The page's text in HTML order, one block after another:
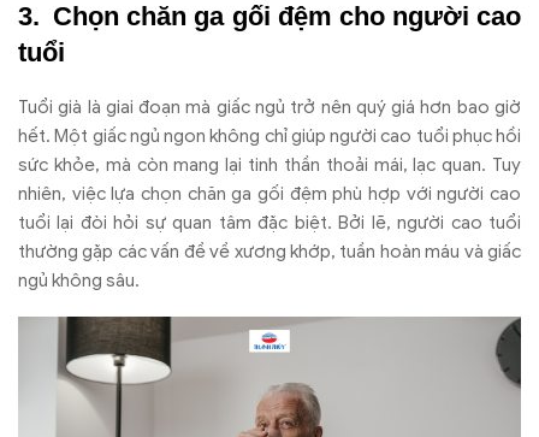
Chọn chăn ga gối đệm cho người cao
tuổi
Tuổi già là giai đoạn mà giấc ngủ trở nên quý giá hơn bao giờ
hết. Một giấc ngủ ngon không chỉ giúp người cao tuổi phục hồi
sức khỏe, mà còn mang lại tinh thần thoải mái, lạc quan. Tuy
nhiên, việc lựa chọn chăn ga gối đệm phù hợp với người cao
tuổi lại đòi hỏi sự quan tâm đặc biệt. Bởi lẽ, người cao tuổi
thường gặp các vấn đề về xương khớp, tuần hoàn máu và giấc
ngủ không sâu.